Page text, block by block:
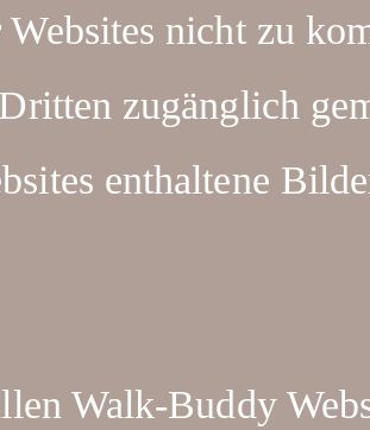
Websites nicht zu
zugänglich
enthaltene
Walk-Buddy